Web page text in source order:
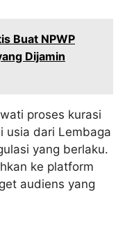
Buat NPWP
Dijamin
proses kurasi
usia dari Lembaga
yang berlaku.
ke platform
audiens yang